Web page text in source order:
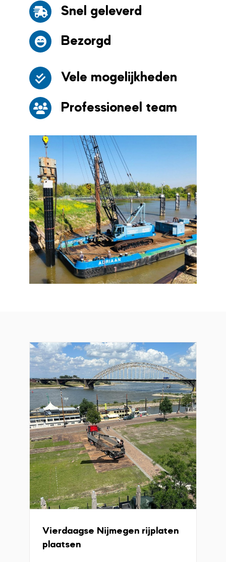
Snel geleverd
Bezorgd
Vele mogelijkheden
Professioneel team
Vierdaagse Nijmegen rijplaten
plaatsen
Vierdaagse Nijmegen rijplaten
plaatsen